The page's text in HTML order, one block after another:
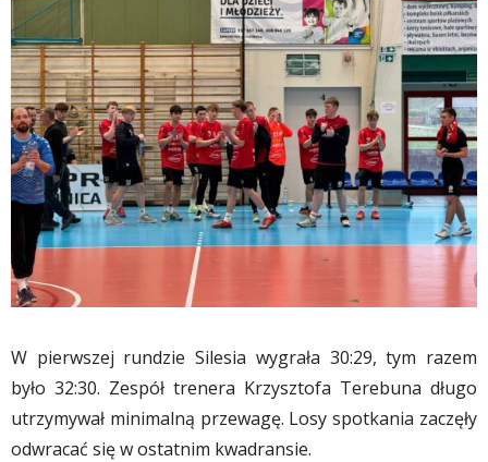
W pierwszej rundzie Silesia wygrała 30:29, tym razem
było 32:30. Zespół trenera Krzysztofa Terebuna długo
utrzymywał minimalną przewagę. Losy spotkania zaczęły
odwracać się w ostatnim kwadransie.